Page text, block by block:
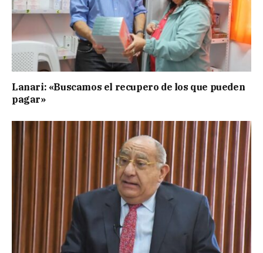
Lanari: «Buscamos el recupero de los que pueden
pagar»